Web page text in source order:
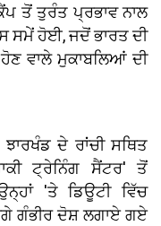
ਤੋਂ ਤੁਰੰਤ ਪ੍ਰਭਾਵ ਨਾਲ
ਸਮੇਂ ਹੋਈ, ਜਦੋਂ ਭਾਰਤ ਦੀ
ਵਾਲੇ ਮੁਕਾਬਲਿਆਂ ਦੀ
ਦੇ ਰਾਂਚੀ ਸਥਿਤ
ਟ੍ਰੇਨਿੰਗ ਸੈਂਟਰ' ਤੋਂ
'ਤੇ ਡਿਊਟੀ ਵਿੱਚ
ਗੰਭੀਰ ਦੋਸ਼ ਲਗਾਏ ਗਏ